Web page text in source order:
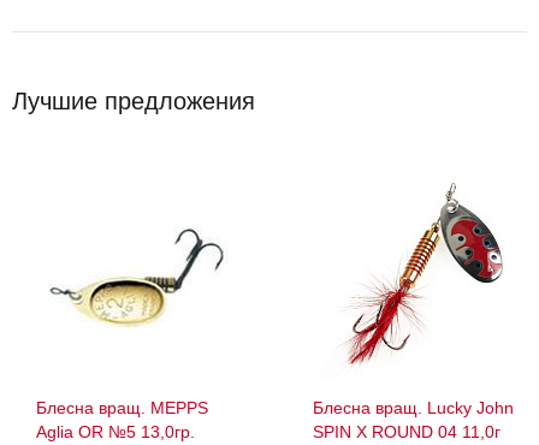
Лучшие предложения
Блесна вращ. MEPPS
Aglia OR №5 13,0гр.
Блесна вращ. Lucky John
SPIN X ROUND 04 11,0г